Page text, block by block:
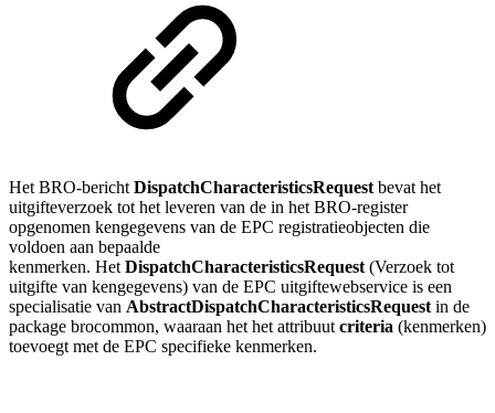
Het BRO-bericht DispatchCharacteristicsRequest bevat het
uitgifteverzoek tot het leveren van de in het BRO-register
opgenomen kengegevens van de EPC registratieobjecten die
voldoen aan bepaalde
kenmerken. Het DispatchCharacteristicsRequest (Verzoek tot
uitgifte van kengegevens) van de EPC uitgiftewebservice is een
specialisatie van AbstractDispatchCharacteristicsRequest in de
package brocommon, waaraan het het attribuut criteria (kenmerken)
toevoegt met de EPC specifieke kenmerken.